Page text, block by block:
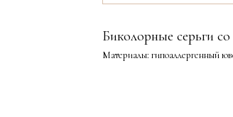
Биколорные серьги
Материалы: гипоаллергенный